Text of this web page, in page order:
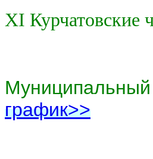
XI Курчатовские
Муниципальный
график>>